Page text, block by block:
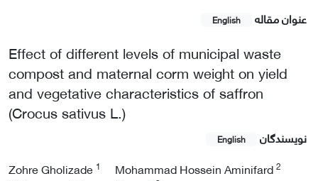
عنوان مقاله English
Effect of different levels of municipal waste
compost and maternal corm weight on yield
and vegetative characteristics of saffron
(Crocus sativus L.)
نویسندگان English
Zohre Gholizade 1 Mohammad Hossein Aminifard2